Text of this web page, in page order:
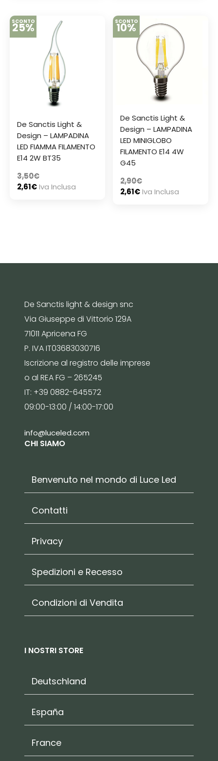
SCONTO
25%
De Sanctis Light &
Design – LAMPADINA
LED FIAMMA FILAMENTO
E14 2W BT35
3,50€
2,61€Iva Inclusa
SCONTO
10%
De Sanctis Light &
Design – LAMPADINA
LED MINIGLOBO
FILAMENTO E14 4W
G45
2,90€
2,61€Iva Inclusa
De Sanctis light & design snc
Via Giuseppe di Vittorio 129A
71011 Apricena FG
P. IVA IT03683030716
Iscrizione al registro delle imprese
o al REA FG – 265245
IT: +39 0882-645572
09:00-13:00 / 14:00-17:00
info@luceled.com
CHI SIAMO
Benvenuto nel mondo di Luce Led
Contatti
Privacy
Spedizioni e Recesso
Condizioni di Vendita
I NOSTRI STORE
Deutschland
España
France